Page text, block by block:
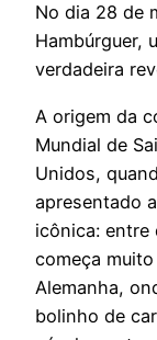
No dia 28 de
Hambúrguer,
verdadeira
A origem da
Mundial de
Unidos,
apresentado
icônica: entre
começa
Alemanha,
bolinho de